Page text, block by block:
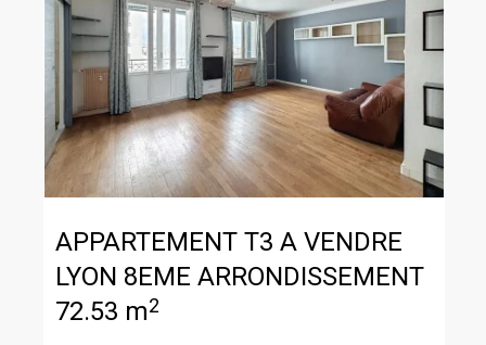
APPARTEMENT T3 A VENDRE
LYON 8EME ARRONDISSEMENT
72.53 m2